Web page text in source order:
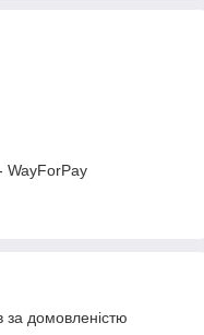
WayForPay
за домовленістю